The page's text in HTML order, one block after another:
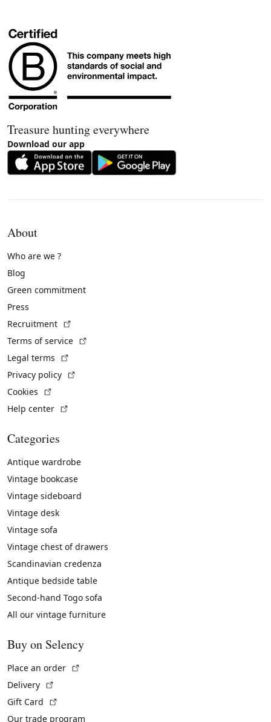
Treasure hunting everywhere
Download our app
About
Who are we ?
Blog
Green commitment
Press
Recruitment
Terms of service
Legal terms
Privacy policy
Cookies
Help center
Categories
Antique wardrobe
Vintage bookcase
Vintage sideboard
Vintage desk
Vintage sofa
Vintage chest of drawers
Scandinavian credenza
Antique bedside table
Second-hand Togo sofa
All our vintage furniture
Buy on Selency
Place an order
Delivery
Gift Card
Our trade program